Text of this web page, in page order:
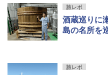
旅レポ
酒蔵巡りに
島の名所を
旅レポ